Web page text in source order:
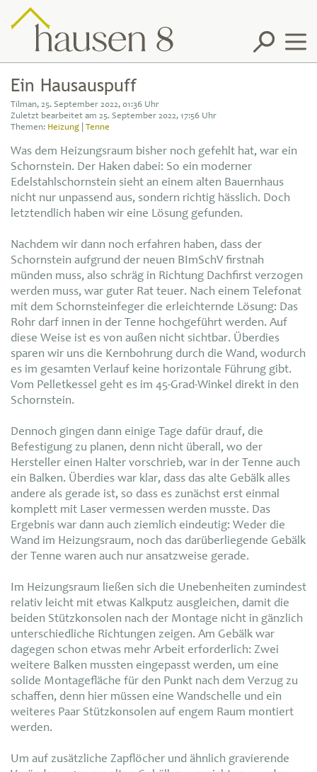
Artikel
Fotos
Feeds
Datenschutz
Impressum
Ein Hausauspuff
Tilman, 25. September 2022, 01:36 Uhr
Zuletzt bearbeitet am 25. September 2022, 17:56 Uhr
Themen: Heizung Tenne
Was dem Heizungsraum bisher noch gefehlt hat, war ein
Schornstein. Der Haken dabei: So ein moderner
Edelstahlschornstein sieht an einem alten Bauernhaus
nicht nur unpassend aus, sondern richtig hässlich. Doch
letztendlich haben wir eine Lösung gefunden.
Nachdem wir dann noch erfahren haben, dass der
Schornstein aufgrund der neuen BImSchV firstnah
münden muss, also schräg in Richtung Dachfirst verzogen
werden muss, war guter Rat teuer. Nach einem Telefonat
mit dem Schornsteinfeger die erleichternde Lösung: Das
Rohr darf innen in der Tenne hochgeführt werden. Auf
diese Weise ist es von außen nicht sichtbar. Überdies
sparen wir uns die Kernbohrung durch die Wand, wodurch
es im gesamten Verlauf keine horizontale Führung gibt.
Vom Pelletkessel geht es im 45-Grad-Winkel direkt in den
Schornstein.
Dennoch gingen dann einige Tage dafür drauf, die
Befestigung zu planen, denn nicht überall, wo der
Hersteller einen Halter vorschrieb, war in der Tenne auch
ein Balken. Überdies war klar, dass das alte Gebälk alles
andere als gerade ist, so dass es zunächst erst einmal
komplett mit Laser vermessen werden musste. Das
Ergebnis war dann auch ziemlich eindeutig: Weder die
Wand im Heizungsraum, noch das darüberliegende Gebälk
der Tenne waren auch nur ansatzweise gerade.
Im Heizungsraum ließen sich die Unebenheiten zumindest
relativ leicht mit etwas Kalkputz ausgleichen, damit die
beiden Stützkonsolen nach der Montage nicht in gänzlich
unterschiedliche Richtungen zeigen. Am Gebälk war
dagegen schon etwas mehr Arbeit erforderlich: Zwei
weitere Balken mussten eingepasst werden, um eine
solide Montagefläche für den Punkt nach dem Verzug zu
schaffen, denn hier müssen eine Wandschelle und ein
weiteres Paar Stützkonsolen auf engem Raum montiert
werden.
Um auf zusätzliche Zapflöcher und ähnlich gravierende